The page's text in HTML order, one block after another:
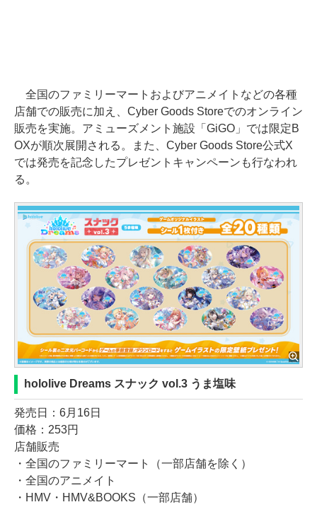
全国のファミリーマートおよびアニメイトなどの各種
店舗での販売に加え、Cyber Goods Storeでのオンライン
販売を実施。アミューズメント施設「GiGO」では限定B
OXが順次展開される。また、Cyber Goods Store公式X
では発売を記念したプレゼントキャンペーンも行なわれ
る。
hololive Dreams スナック vol.3 うま塩味
発売日：6月16日
価格：253円
店舗販売
・全国のファミリーマート（一部店舗を除く）
・全国のアニメイト
・HMV・HMV&BOOKS（一部店舗）